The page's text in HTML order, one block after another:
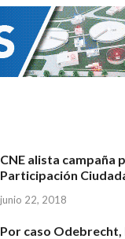
CNE alista campaña
Participación
junio 22, 2018
Por caso Odebrecht,